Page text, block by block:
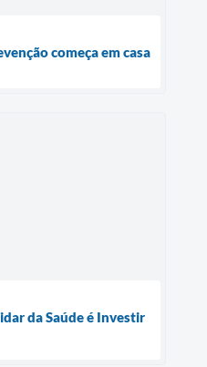
começa em casa
da Saúde é Investir